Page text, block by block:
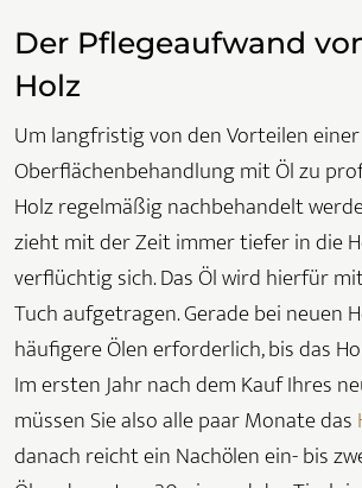
Der Pflegeaufwand
Holz
Um langfristig von den Vorteilen einer
Oberflächenbehandlung mit Öl zu
Holz regelmäßig nachbehandelt
zieht mit der Zeit immer tiefer in die
verflüchtig sich. Das Öl wird hierfür
Tuch aufgetragen. Gerade bei neuen
häufigere Ölen erforderlich, bis das
Im ersten Jahr nach dem Kauf Ihres
müssen Sie also alle paar Monate das
danach reicht ein Nachölen ein- bis